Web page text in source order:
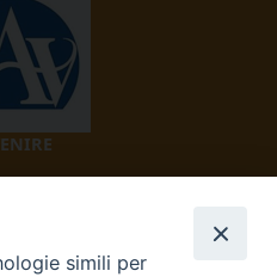
simili per